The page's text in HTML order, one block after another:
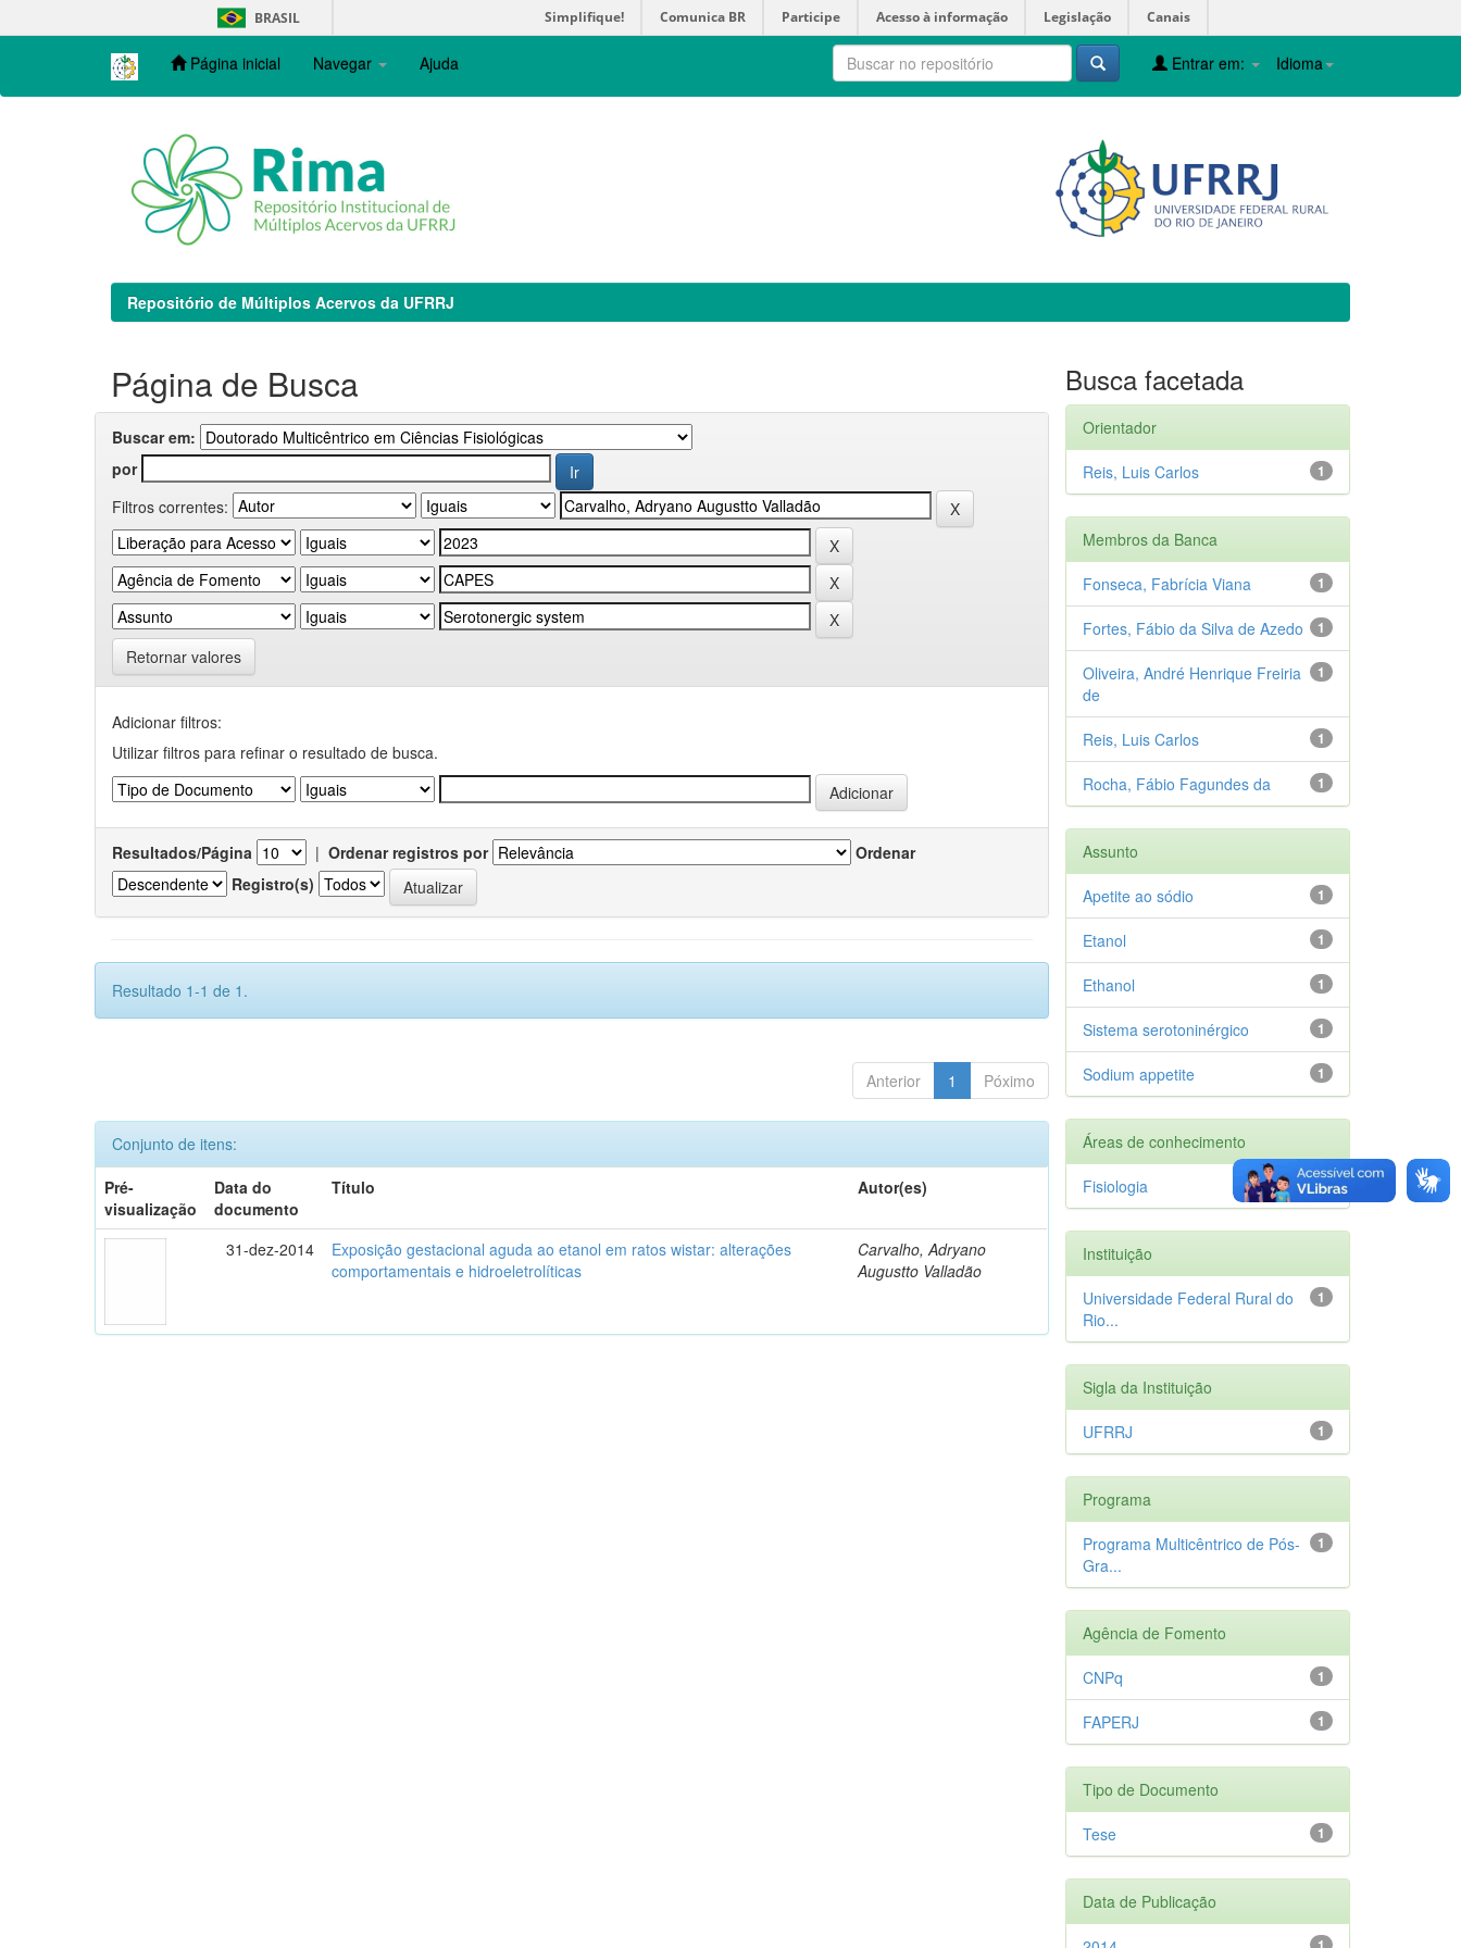
navigation
BRASIL Simplifique! Comunica BR Participe Acesso à informação Legislação Canais
Página inicial Navegar Ajuda Idioma
Entrar em:
Repositório de Múltiplos Acervos da UFRRJ
Página de Busca
Buscar em:
por
Filtros correntes:
Retornar valores
Adicionar filtros:
Utilizar filtros para refinar o resultado de busca.
Resultados/Página | Ordenar registros por
Ordenar
Registro(s)
Resultado 1-1 de 1.
Anterior 1 Póximo
Conjunto de itens:
Pré-
visualização
Data do
documento
Título Autor(es)
31-dez-2014
Exposição gestacional aguda ao etanol em ratos wistar: alterações
comportamentais e hidroeletrolíticas
Carvalho, Adryano
Augustto Valladão
Busca facetada
Orientador
1
Reis, Luis Carlos
Membros da Banca
1
Fonseca, Fabrícia Viana
1
Fortes, Fábio da Silva de Azedo
1
Oliveira, André Henrique Freiria
de
1
Reis, Luis Carlos
1
Rocha, Fábio Fagundes da
Assunto
1
Apetite ao sódio
1
Etanol
1
Ethanol
1
Sistema serotoninérgico
1
Sodium appetite
Áreas de conhecimento
1
Fisiologia
Instituição
1
Universidade Federal Rural do
Rio...
Sigla da Instituição
1
UFRRJ
Programa
1
Programa Multicêntrico de Pós-
Gra...
Agência de Fomento
1
CNPq
1
FAPERJ
Tipo de Documento
1
Tese
Data de Publicação